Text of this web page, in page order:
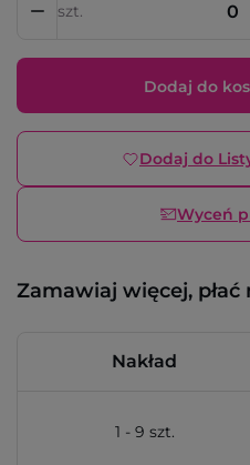
szt.
Dodaj do
Dodaj do
Wyceń
Zamawiaj więcej, płać
Nakład
1 - 9 szt.